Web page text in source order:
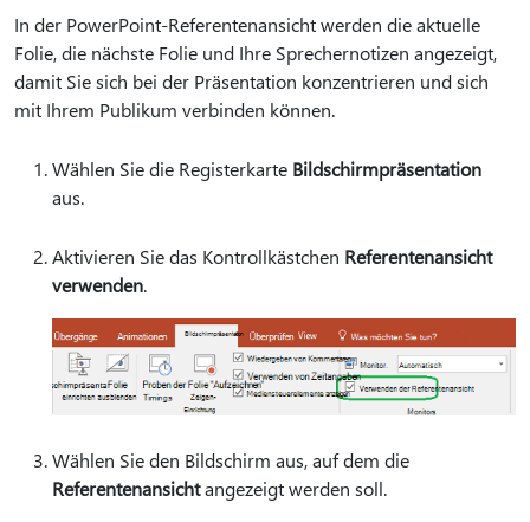
In der PowerPoint-Referentenansicht werden die aktuelle
Folie, die nächste Folie und Ihre Sprechernotizen angezeigt,
damit Sie sich bei der Präsentation konzentrieren und sich
mit Ihrem Publikum verbinden können.
Wählen Sie die Registerkarte Bildschirmpräsentation
aus.
Aktivieren Sie das Kontrollkästchen Referentenansicht
verwenden.
Wählen Sie den Bildschirm aus, auf dem die
Referentenansichtangezeigt werden soll.